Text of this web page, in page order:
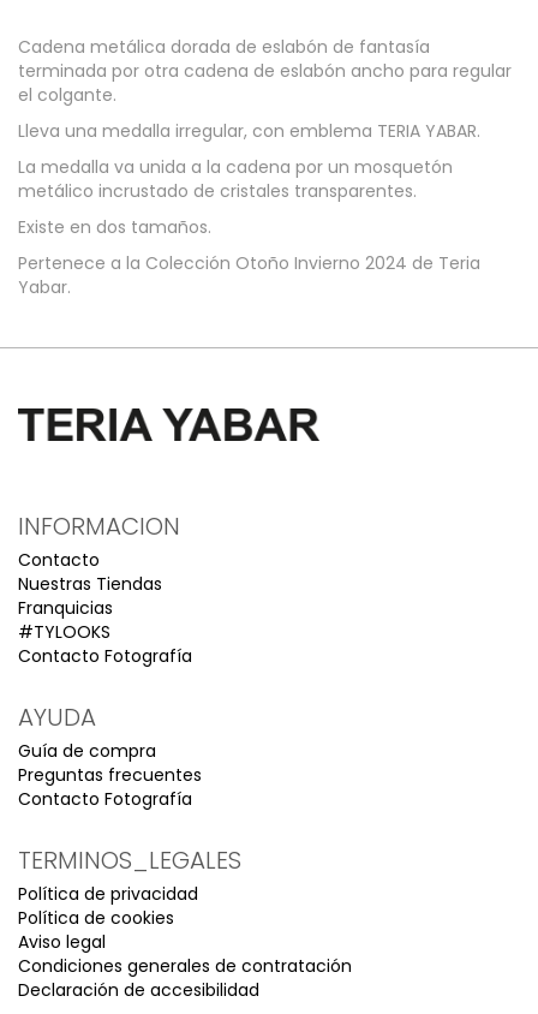
Cadena metálica dorada de eslabón de fantasía
terminada por otra cadena de eslabón ancho para regular
el colgante.
Lleva una medalla irregular, con emblema TERIA YABAR.
La medalla va unida a la cadena por un mosquetón
metálico incrustado de cristales transparentes.
Existe en dos tamaños.
Pertenece a la Colección Otoño Invierno 2024 de Teria
Yabar.
INFORMACION
Contacto
Nuestras Tiendas
Franquicias
#TYLOOKS
Contacto Fotografía
AYUDA
Guía de compra
Preguntas frecuentes
Contacto Fotografía
TERMINOS_LEGALES
Política de privacidad
Política de cookies
Aviso legal
Condiciones generales de contratación
Declaración de accesibilidad